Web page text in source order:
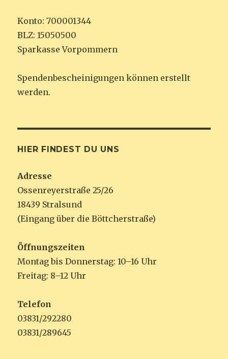
Konto: 700001344
BLZ: 15050500
Sparkasse Vorpommern
Spendenbescheinigungen können erstellt
werden.
HIER FINDEST DU UNS
Adresse
Ossenreyerstraße 25/26
18439 Stralsund
(Eingang über die Böttcherstraße)
Öffnungszeiten
Montag bis Donnerstag: 10–16 Uhr
Freitag: 8–12 Uhr
Telefon
03831/292280
03831/289645